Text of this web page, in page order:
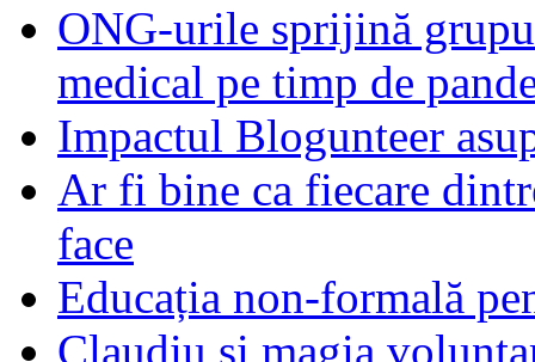
ONG-urile sprijină
medical pe timp de
Impactul Blogunteer
Ar fi bine ca fiecare
face
Educația non-formală
Claudiu și magia